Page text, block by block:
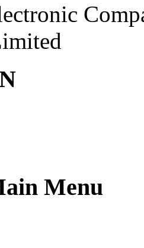
Menu